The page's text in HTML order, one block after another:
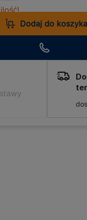
Dodaj do koszyka
(c.w.u.), który
jest idealnym